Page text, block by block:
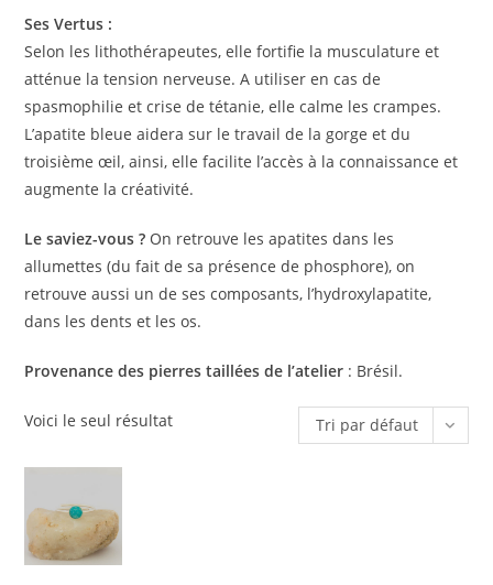
Ses Vertus :
Selon les lithothérapeutes, elle fortifie la musculature et
atténue la tension nerveuse. A utiliser en cas de
spasmophilie et crise de tétanie, elle calme les crampes.
L’apatite bleue aidera sur le travail de la gorge et du
troisième œil, ainsi, elle facilite l’accès à la connaissance et
augmente la créativité.
Le saviez-vous ? On retrouve les apatites dans les
allumettes (du fait de sa présence de phosphore), on
retrouve aussi un de ses composants, l’hydroxylapatite,
dans les dents et les os.
Provenance des pierres taillées de l’atelier : Brésil.
Voici le seul résultat Tri par défaut